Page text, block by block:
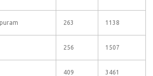
263 1138
256 1507
409 3461